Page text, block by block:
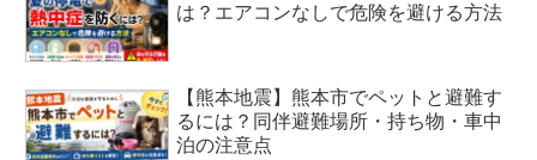
は？エアコンなしで危険を避ける方法
【熊本地震】熊本市でペットと避難す
るには？同伴避難場所・持ち物・車中
泊の注意点